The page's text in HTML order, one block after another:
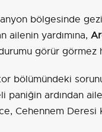
bölgesinde
ailenin yardımına,
görür
bölümündeki
paniğin ardından
Cehennem